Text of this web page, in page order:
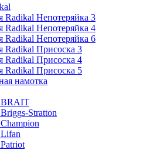
Radikal Непотеряйка 3
Radikal Непотеряйка 4
Radikal Непотеряйка 6
Radikal Присоска 3
Radikal Присоска 4
Radikal Присоска 5
намотка
BRAIT
Stratton